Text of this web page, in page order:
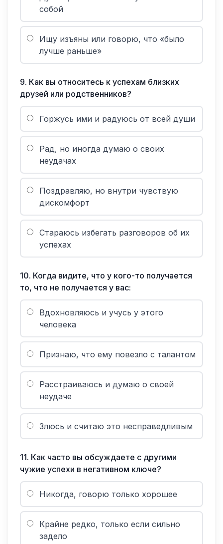
собой
Ищу изъяны или говорю, что «было
лучше раньше»
9. Как вы относитесь к успехам близких
друзей или родственников?
Горжусь ими и радуюсь от всей души
Рад, но иногда думаю о своих
неудачах
Поздравляю, но внутри чувствую
дискомфорт
Стараюсь избегать разговоров об их
успехах
10. Когда видите, что у кого-то получается
то, что не получается у вас:
Вдохновляюсь и учусь у этого
человека
Признаю, что ему повезло с талантом
Расстраиваюсь и думаю о своей
неудаче
Злюсь и считаю это несправедливым
11. Как часто вы обсуждаете с другими
чужие успехи в негативном ключе?
Никогда, говорю только хорошее
Крайне редко, только если сильно
задело